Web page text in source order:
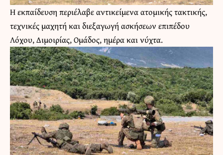
Η εκπαίδευση περιέλαβε αντικείμενα ατομικής τακτικής,
τεχνικές μαχητή και διεξαγωγή ασκήσεων επιπέδου
Λόχου, Διμοιρίας, Ομάδος, ημέρα και νύχτα.